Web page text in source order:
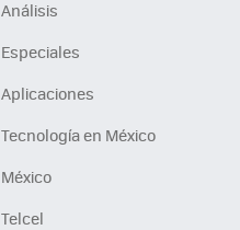
Análisis
Especiales
Aplicaciones
Tecnología en México
México
Telcel